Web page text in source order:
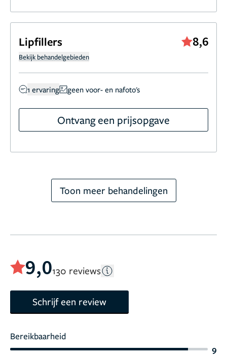
Lipfillers 8,6
Bekijk behandelgebieden
1 ervaring geen voor- en nafoto's
Ontvang een prijsopgave
Toon meer behandelingen
9,0130 reviews
Schrijf een review
Bereikbaarheid
9